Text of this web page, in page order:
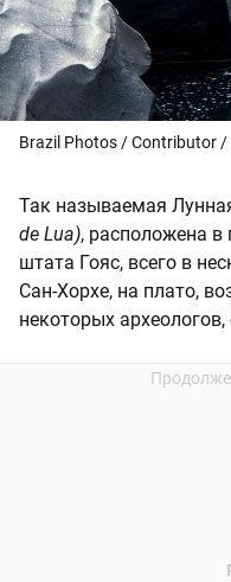
Brazil Photos / Contributor /
Так называемая
de Lua), расположена в
штата Гояс, всего в
Сан-Хорхе, на плато,
некоторых